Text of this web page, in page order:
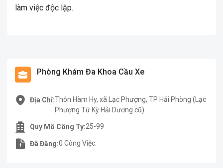
làm việc độc lập.
Phòng Khám Đa Khoa Cầu Xe
Địa Chỉ:Thôn Hàm Hy, xã Lạc Phượng, TP Hải Phòng (Lạc
Phượng Tứ Kỳ Hải Dương cũ)
Quy Mô Công Ty:25-99
Đã Đăng:0 Công Việc.